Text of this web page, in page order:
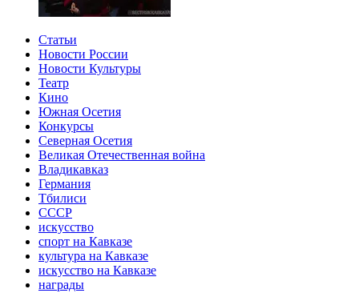
Статьи
Новости России
Новости Культуры
Театр
Кино
Южная Осетия
Конкурсы
Северная Осетия
Великая Отечественная война
Владикавказ
Германия
Тбилиси
СССР
искусство
спорт на Кавказе
культура на Кавказе
искусство на Кавказе
награды